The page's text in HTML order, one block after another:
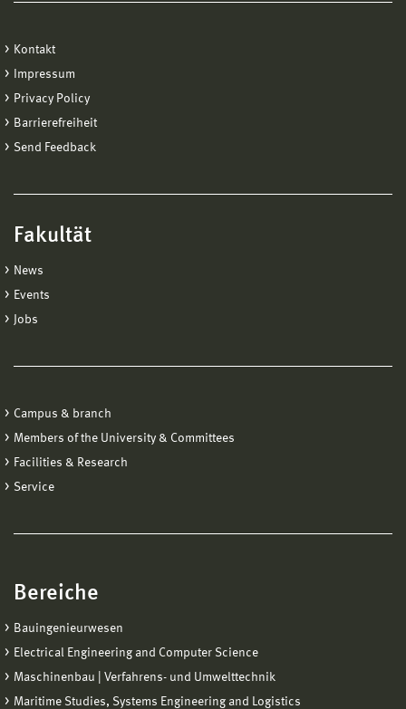
Kontakt
Impressum
Privacy Policy
Barrierefreiheit
Send Feedback
Fakultät
News
Events
Jobs
Campus & branch
Members of the University & Committees
Facilities & Research
Service
Bereiche
Bauingenieurwesen
Electrical Engineering and Computer Science
Maschinenbau | Verfahrens- und Umwelttechnik
Maritime Studies, Systems Engineering and Logistics